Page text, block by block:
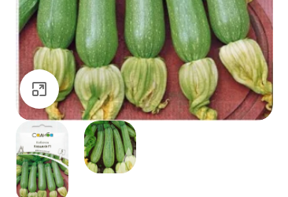
Натисніть, щоб збільшити